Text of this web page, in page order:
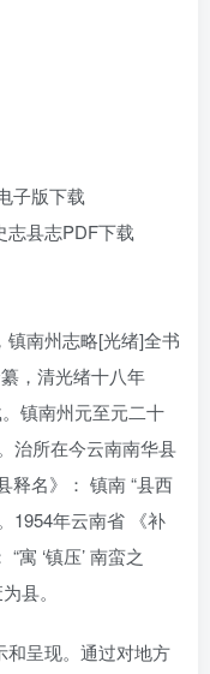
子版下载
志县志PDF下载
南州志略[光绪]全书
，清光绪十八年
镇南州元至元二十
治所在今云南南华县
释名》： 镇南 “县西
1954年云南省 《补
寓 ‘镇压’ 南蛮之
县。
和呈现。通过对地方